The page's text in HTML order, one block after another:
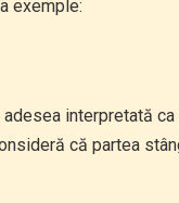
exemple:
interpretată
că partea